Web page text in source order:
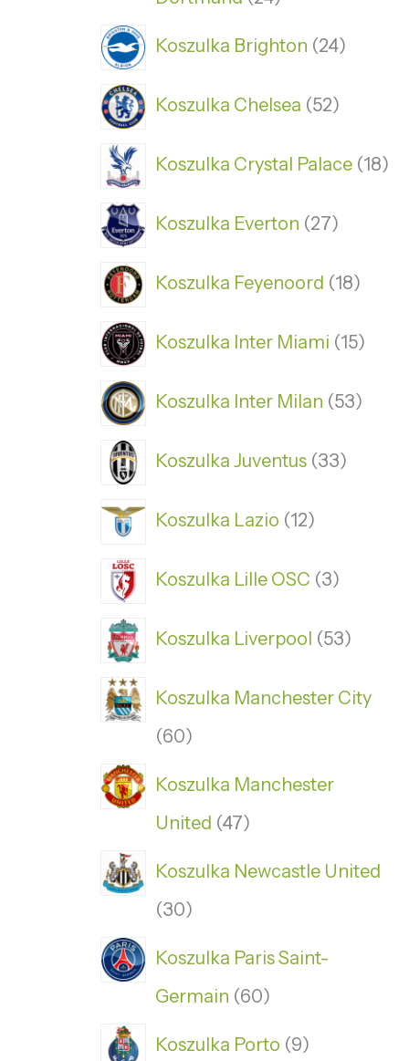
Koszulka Brighton 24
Koszulka Chelsea 52
Koszulka Crystal Palace 18
Koszulka Everton 27
Koszulka Feyenoord 18
Koszulka Inter Miami 15
Koszulka Inter Milan 53
Koszulka Juventus 33
Koszulka Lazio 12
Koszulka Lille OSC 3
Koszulka Liverpool 53
Koszulka Manchester City
60
Koszulka Manchester
United 47
Koszulka Newcastle United
30
Koszulka Paris Saint-
Germain 60
Koszulka Porto 9